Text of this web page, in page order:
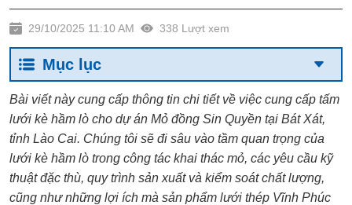
29/10/2025 11:10 AM 338 Lượt xem
Mục lục
Bài viết này cung cấp thông tin chi tiết về việc cung cấp tấm
lưới kè hầm lò cho dự án Mỏ đồng Sin Quyền tại Bát Xát,
tỉnh Lào Cai. Chúng tôi sẽ đi sâu vào tầm quan trọng của
lưới kè hầm lò trong công tác khai thác mỏ, các yêu cầu kỹ
thuật đặc thù, quy trình sản xuất và kiểm soát chất lượng,
cũng như những lợi ích mà sản phẩm lưới thép Vĩnh Phúc